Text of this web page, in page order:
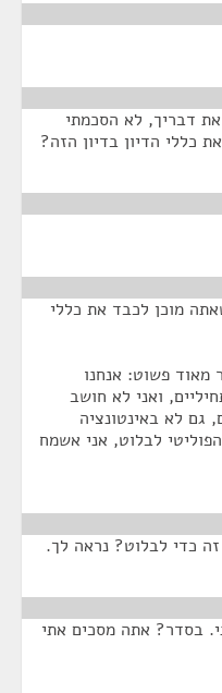
דבריך, לא הסכמתי
כללי הדיון בדיון הזה?
מוכן לכבד את כללי
מאוד פשוט: אנחנו
ואני לא חושב
גם לא באינטונציה
לבלוט, אני אשמח
כדי לבלוט? נראה לך.
בסדר? אתה מסכים אתי